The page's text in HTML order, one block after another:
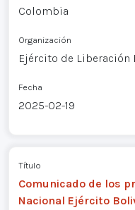
Colombia
Organización
Ejército de Liberación
Fecha
2025-02-19
Título
Comunicado de los
Nacional Ejército